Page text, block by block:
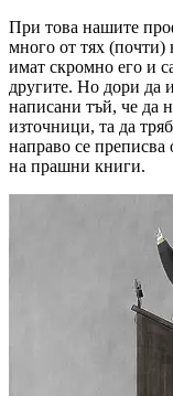
При това нашите
много от тях (почти)
имат скромно его и
другите. Но дори да
написани тъй, че да
източници, та да
направо се преписва
на прашни книги.